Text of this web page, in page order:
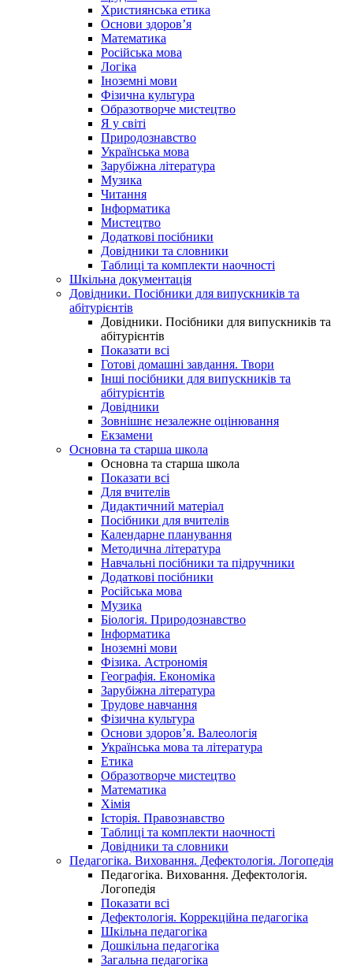
Християнська етика
Основи здоров’я
Математика
Російська мова
Логіка
Іноземні мови
Фізична культура
Образотворче мистецтво
Я у світі
Природознавство
Українська мова
Зарубіжна література
Музика
Читання
Інформатика
Мистецтво
Додаткові посібники
Довідники та словники
Таблиці та комплекти наочності
Шкільна документація
Довідники. Посібники для випускників та
абітурієнтів
Довідники. Посібники для випускників та
абітурієнтів
Показати всі
Готові домашні завдання. Твори
Інші посібники для випускників та
абітурієнтів
Довідники
Зовнішнє незалежне оцінювання
Екзамени
Основна та старша школа
Основна та старша школа
Показати всі
Для вчителів
Дидактичний матеріал
Посібники для вчителів
Календарне планування
Методична література
Навчальні посібники та підручники
Додаткові посібники
Російська мова
Музика
Біологія. Природознавство
Інформатика
Іноземні мови
Фізика. Астрономія
Географія. Економіка
Зарубіжна література
Трудове навчання
Фізична культура
Основи здоров’я. Валеологія
Українська мова та література
Етика
Образотворче мистецтво
Математика
Хімія
Історія. Правознавство
Таблиці та комплекти наочності
Довідники та словники
Педагогіка. Виховання. Дефектологія. Логопедія
Педагогіка. Виховання. Дефектологія.
Логопедія
Показати всі
Дефектологія. Коррекційна педагогіка
Шкільна педагогіка
Дошкільна педагогіка
Загальна педагогіка